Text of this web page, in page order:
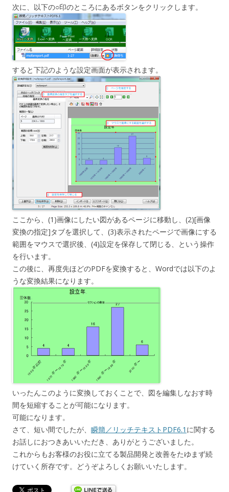
次に、以下の○印のところにあるボタンをクリックします。
すると下記のような設定画面が表示されます。
ここから、(1)画像にしたい図があるページに移動し、(2)[画像
変換の指定]タブを選択して、(3)表示されたページで画像にする
範囲をマウスで選択後、(4)設定を保存して閉じる、という操作
を行います。
この後に、再度先ほどのPDFを変換すると、Wordでは以下のよ
うな変換結果になります。
いったんこのように変換しておくことで、図を編集しなおす時
間を短縮することが可能になります。
可能になります。
さて、短い間でしたが、 瞬簡／リッチテキストPDF6.1 に関する
お話しにおつきあいいただき、ありがとうございました。
これからもお客様のお役に立てる製品開発と改善をたゆまず続
けていく所存です。どうぞよろしくお願いいたします。